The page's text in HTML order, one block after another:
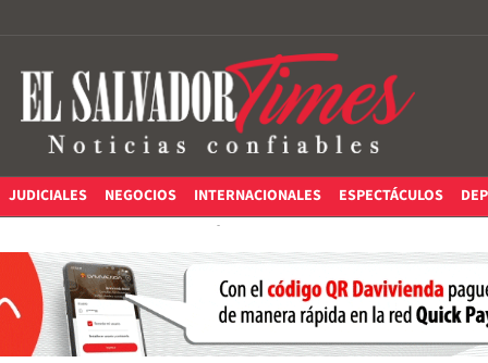
JUDICIALES NEGOCIOS INTERNACIONALES ESPECTÁCULOS